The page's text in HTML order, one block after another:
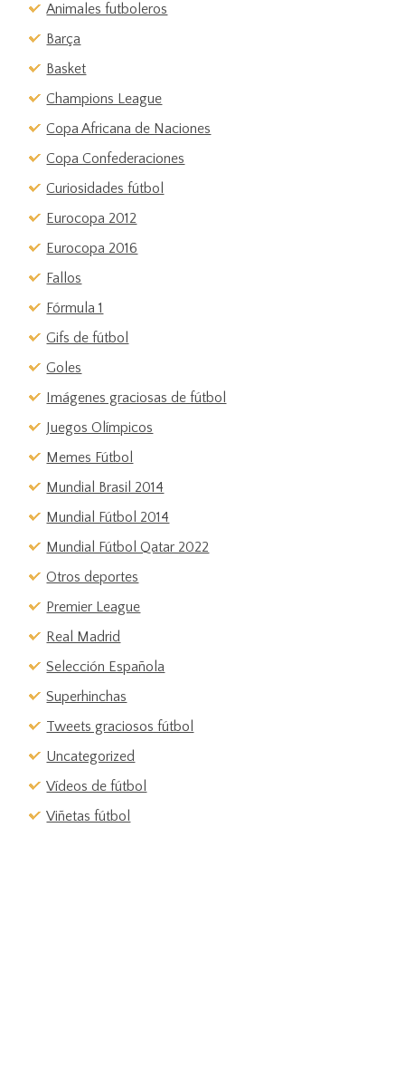
Animales futboleros
Barça
Basket
Champions League
Copa Africana de Naciones
Copa Confederaciones
Curiosidades fútbol
Eurocopa 2012
Eurocopa 2016
Fallos
Fórmula 1
Gifs de fútbol
Goles
Imágenes graciosas de fútbol
Juegos Olímpicos
Memes Fútbol
Mundial Brasil 2014
Mundial Fútbol 2014
Mundial Fútbol Qatar 2022
Otros deportes
Premier League
Real Madrid
Selección Española
Superhinchas
Tweets graciosos fútbol
Uncategorized
Vídeos de fútbol
Viñetas fútbol